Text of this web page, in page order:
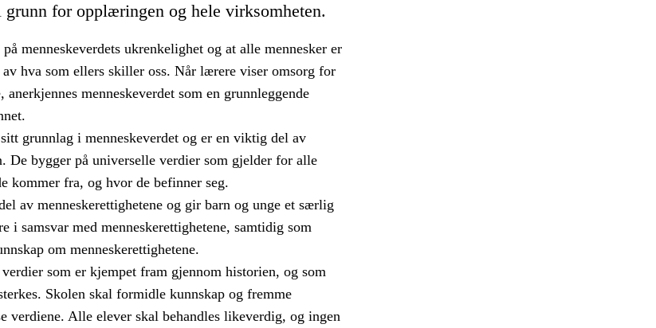
for opplæringen og hele virksomheten.
menneskeverdets ukrenkelighet og at alle mennesker er
hva som ellers skiller oss. Når lærere viser omsorg for
anerkjennes menneskeverdet som en grunnleggende
grunnlag i menneskeverdet og er en viktig del av
De bygger på universelle verdier som gjelder for alle
kommer fra, og hvor de befinner seg.
av menneskerettighetene og gir barn og unge et særlig
i samsvar med menneskerettighetene, samtidig som
om menneskerettighetene.
som er kjempet fram gjennom historien, og som
Skolen skal formidle kunnskap og fremme
verdiene. Alle elever skal behandles likeverdig, og ingen